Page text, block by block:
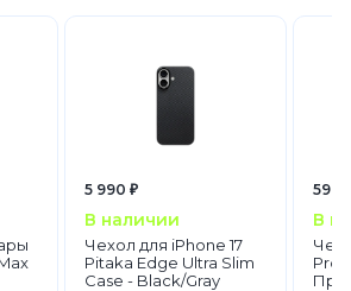
5 990 ₽
В наличии
Чехол для iPhone 17
Pitaka Edge Ultra Slim
Case - Black/Gray
590
В
Pro